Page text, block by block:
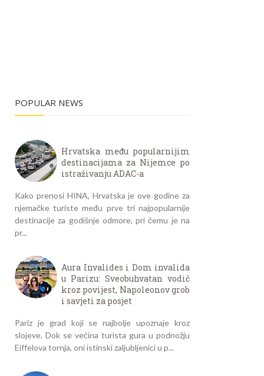
POPULAR NEWS
Hrvatska među popularnijim
destinacijama za Nijemce po
istraživanju ADAC-a
Kako prenosi HINA, Hrvatska je ove godine za
njemačke turiste među prve tri najpopularnije
destinacije za godišnje odmore, pri čemu je na
pr...
Aura Invalides i Dom invalida
u Parizu: Sveobuhvatan vodič
kroz povijest, Napoleonov grob
i savjeti za posjet
Pariz je grad koji se najbolje upoznaje kroz
slojeve. Dok se većina turista gura u podnožju
Eiffelova tornja, oni istinski zaljubljenici u p...